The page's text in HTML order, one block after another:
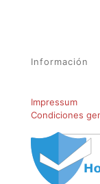
Información
Impressum
Condiciones